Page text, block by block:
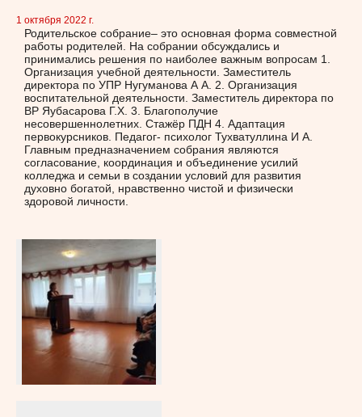
1 октября 2022 г.
Родительское собрание– это основная форма совместной
работы родителей. На собрании обсуждались и
принимались решения по наиболее важным вопросам 1.
Организация учебной деятельности. Заместитель
директора по УПР Нугуманова А А. 2. Организация
воспитательной деятельности. Заместитель директора по
ВР Яубасарова Г.Х. 3. Благополучие
несовершеннолетних. Стажёр ПДН 4. Адаптация
первокурсников. Педагог- психолог Тухватуллина И А.
Главным предназначением собрания являются
согласование, координация и объединение усилий
колледжа и семьи в создании условий для развития
духовно богатой, нравственно чистой и физически
здоровой личности.